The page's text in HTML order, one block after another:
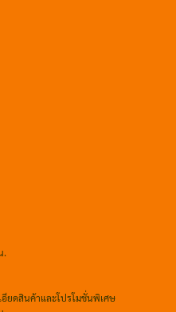
.
ยดสินค้าและโปรโมชั่นพิเศษ